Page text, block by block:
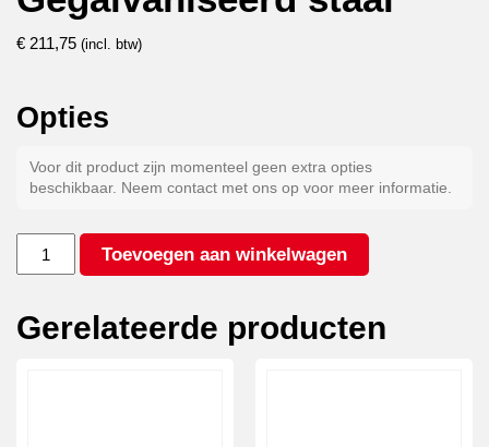
€ 211,75 (incl. btw)
Opties
Voor dit product zijn momenteel geen extra opties
beschikbaar. Neem contact met ons op voor meer informatie.
Gegalvaniseerd
staal
Toevoegen aan winkelwagen
Gerelateerde producten